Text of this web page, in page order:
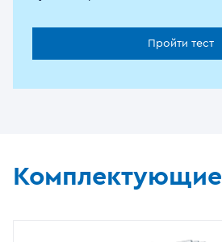
Пройти тест
Комплектующие